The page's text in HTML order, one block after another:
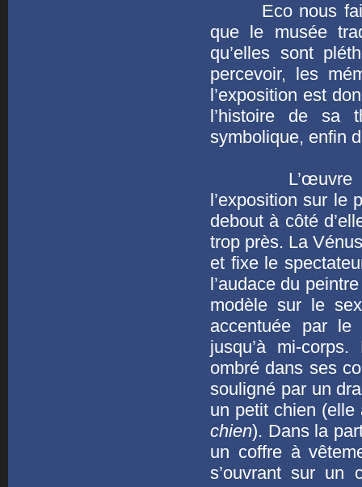
Eco nous fait
que le musée
qu’elles sont
percevoir, les
l’exposition est
l’histoire de sa
symbolique, enfin
L’œuvre «
l’exposition sur le
debout à côté
trop près. La
et fixe le
l’audace du
modèle sur le
accentuée par le
jusqu’à mi-
ombré dans ses
souligné par un
un petit chien (elle
chien). Dans la
un coffre à
s’ouvrant sur un